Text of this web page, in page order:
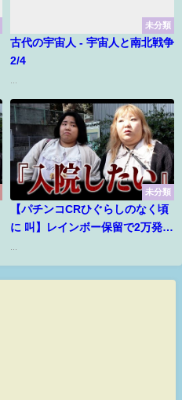
未分類
古代の宇宙人 - 宇宙人と南北戦争
2/4
未分類
【パチンコCRひぐらしのなく頃
に 叫】レインボー保留で2万発お
だ！！！